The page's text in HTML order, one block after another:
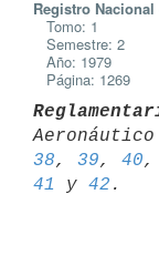
Registro
Tomo: 1
Semestre: 2
Año: 1979
Página: 1269
38, 39, 40
41
y 42